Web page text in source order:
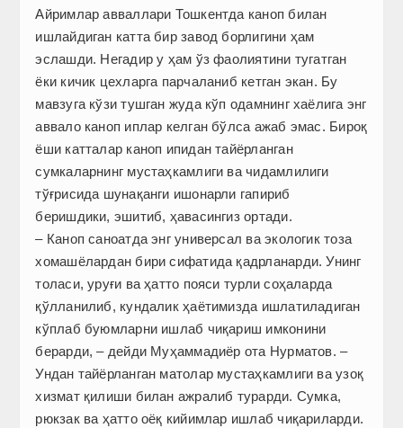
Айримлар авваллари Тошкентда каноп билан
ишлайдиган катта бир завод борлигини ҳам
эслашди. Негадир у ҳам ўз фаолиятини тугатган
ёки кичик цехларга парчаланиб кетган экан. Бу
мавзуга кўзи тушган жуда кўп одамнинг хаёлига энг
аввало каноп иплар келган бўлса ажаб эмас. Бироқ
ёши катталар каноп ипидан тайёрланган
сумкаларнинг мустаҳкамлиги ва чидамлилиги
тўғрисида шунақанги ишонарли гапириб
беришдики, эшитиб, ҳавасингиз ортади.
– Каноп саноатда энг универсал ва экологик тоза
хомашёлардан бири сифатида қадрланарди. Унинг
толаси, уруғи ва ҳатто пояси турли соҳаларда
қўлланилиб, кундалик ҳаётимизда ишлатиладиган
кўплаб буюмларни ишлаб чиқариш имконини
берарди, – дейди Муҳаммадиёр ота Нурматов. –
Ундан тайёрланган матолар мустаҳкамлиги ва узоқ
хизмат қилиши билан ажралиб турарди. Сумка,
рюкзак ва ҳатто оёқ кийимлар ишлаб чиқариларди.